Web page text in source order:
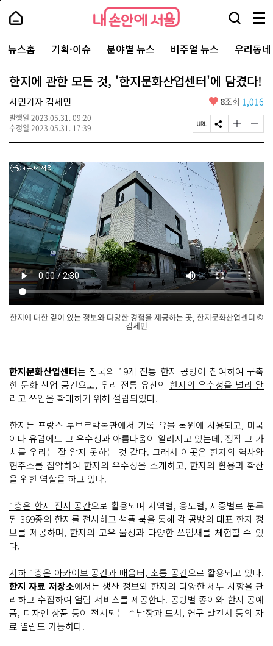
본
로
가
내
손
안
에
서
울
-
서
울
시
대
표
소
포
털
내
손
에
울
검
창
열
기
메
뉴
전
체
보
기
주
요
서
뉴스홈 기획·이슈 분야별 뉴스 비주얼 뉴스 우리동
한지에 관한 모든 것, '한지문화산업센터'에 담겼다!
시민기자 김세민
발행일 2023.05.31. 09:20
수정일 2023.05.31. 17:39
좋
요
8조회 1,016
페
이
U
L
복
S
N
공
하
기
글
자
기
글
자
기
변
경
하
기
한지에 대한 깊이 있는 정보와 다양한 경험을 제공하는 곳, 한지문화산업센터 ©
김세민
한지문화산업센터는 전국의 19개 전통 한지 공방이 참여하여 구축
한 문화 산업 공간으로, 우리 전통 유산인 한지의 우수성을 널리 알
리고 쓰임을 확대하기 위해 설립되었다.
한지는 프랑스 루브르박물관에서 기록 유물 복원에 사용되고, 미국
이나 유럽에도 그 우수성과 아름다움이 알려지고 있는데, 정작 그 가
치를 우리는 잘 알지 못하는 것 같다. 그래서 이곳은 한지의 역사와
현주소를 집약하여 한지의 우수성을 소개하고, 한지의 활용과 확산
을 위한 역할을 하고 있다.
1층은 한지 전시 공간으로 활용되며 지역별, 용도별, 지종별로 분류
된 369종의 한지를 전시하고 샘플 북을 통해 각 공방의 대표 한지 정
보를 제공하며, 한지의 고유 물성과 다양한 쓰임새를 체험할 수 있
다.
지하 1층은 아카이브 공간과 배움터, 소통 공간으로 활용되고 있다.
한지 자료 저장소에서는 생산 정보와 한지의 다양한 세부 사항을 관
리하고 수집하여 열람 서비스를 제공한다. 공방별 종이와 한지 공예
품, 디자인 상품 등이 전시되는 수납장과 도서, 연구 발간서 등의 자
료 열람도 가능하다.
페
상
단
로